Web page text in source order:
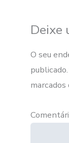
Deixe
O seu
publicado.
marcados